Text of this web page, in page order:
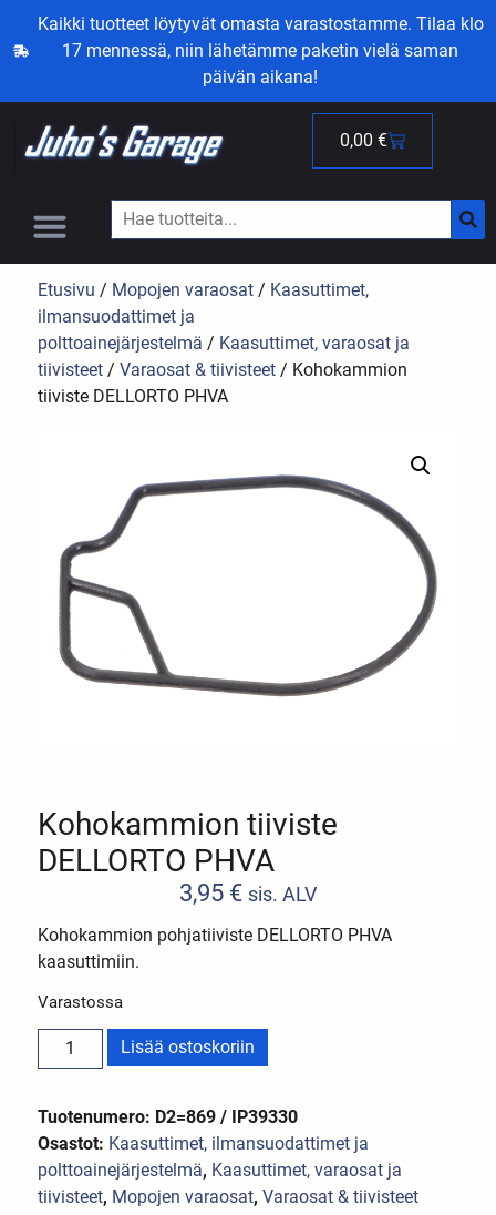
Kaikki tuotteet löytyvät omasta varastostamme. Tilaa klo
17 mennessä, niin lähetämme paketin vielä saman
päivän aikana!
0,00 €
Etusivu / Mopojen varaosat / Kaasuttimet,
ilmansuodattimet ja
polttoainejärjestelmä / Kaasuttimet, varaosat ja
tiivisteet /Varaosat & tiivisteet / Kohokammion
tiiviste DELLORTO PHVA
Kohokammion tiiviste
DELLORTO PHVA
3,95 € sis. ALV
Kohokammion pohjatiiviste DELLORTO PHVA
kaasuttimiin.
Varastossa
Lisää ostoskoriin
Tuotenumero: D2=869 / IP39330
Osastot: Kaasuttimet, ilmansuodattimet ja
polttoainejärjestelmä, Kaasuttimet, varaosat ja
tiivisteet, Mopojen varaosat,Varaosat & tiivisteet